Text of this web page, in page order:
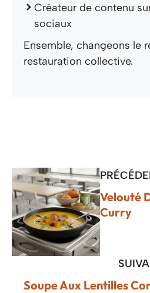
Créateur de contenu
sociaux
Ensemble, changeons le
restauration collective.
Velouté
Curry
Soupe Aux Lentilles